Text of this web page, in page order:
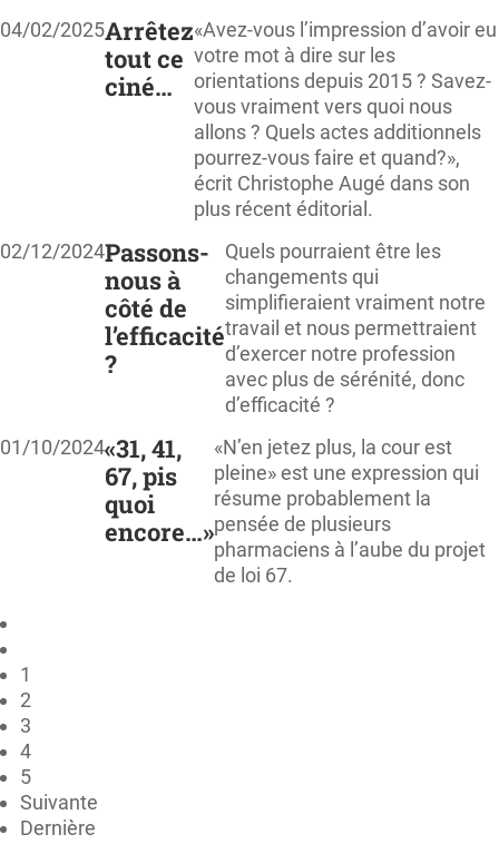
04/02/2025Arrêtez
tout ce
ciné…
«Avez-vous l’impression d’avoir eu
votre mot à dire sur les
orientations depuis 2015 ? Savez-
vous vraiment vers quoi nous
allons ? Quels actes additionnels
pourrez-vous faire et quand?»,
écrit Christophe Augé dans son
plus récent éditorial.
02/12/2024Passons-
nous à
côté de
l’efficacité
?
Quels pourraient être les
changements qui
simplifieraient vraiment notre
travail et nous permettraient
d’exercer notre profession
avec plus de sérénité, donc
d’efficacité ?
01/10/2024«31, 41,
67, pis
quoi
encore…»
«N’en jetez plus, la cour est
pleine» est une expression qui
résume probablement la
pensée de plusieurs
pharmaciens à l’aube du projet
de loi 67.
1
2
3
4
5
Suivante
Dernière